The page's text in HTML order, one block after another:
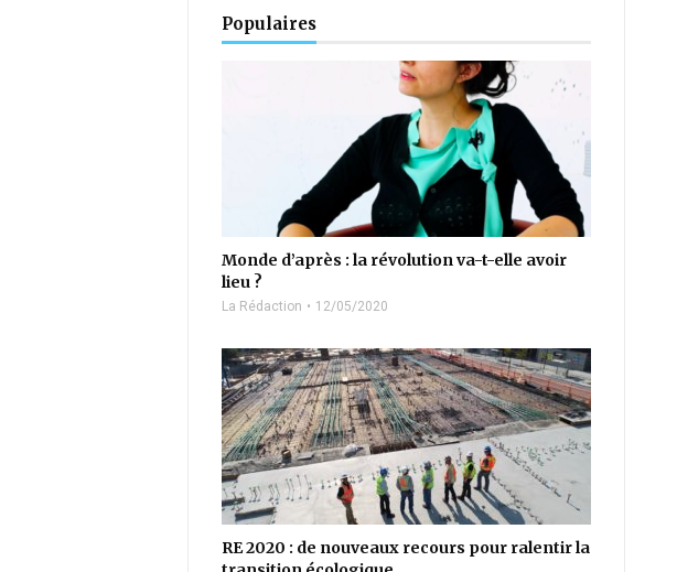
Populaires
Monde d’après : la révolution va-t-elle avoir
lieu ?
La Rédaction 12/05/2020
RE 2020 : de nouveaux recours pour ralentir la